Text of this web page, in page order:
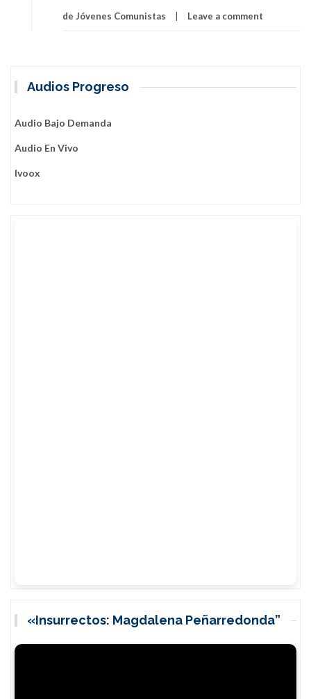
de Jóvenes Comunistas Leave a comment
Audios Progreso
Audio Bajo Demanda
Audio En Vivo
Ivoox
«Insurrectos: Magdalena Peñarredonda”